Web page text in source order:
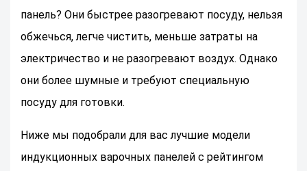
панель? Они быстрее разогревают посуду, нельзя
обжечься, легче чистить, меньше затраты на
электричество и не разогревают воздух. Однако
они более шумные и требуют специальную
посуду для готовки.
Ниже мы подобрали для вас лучшие модели
индукционных варочных панелей с рейтингом